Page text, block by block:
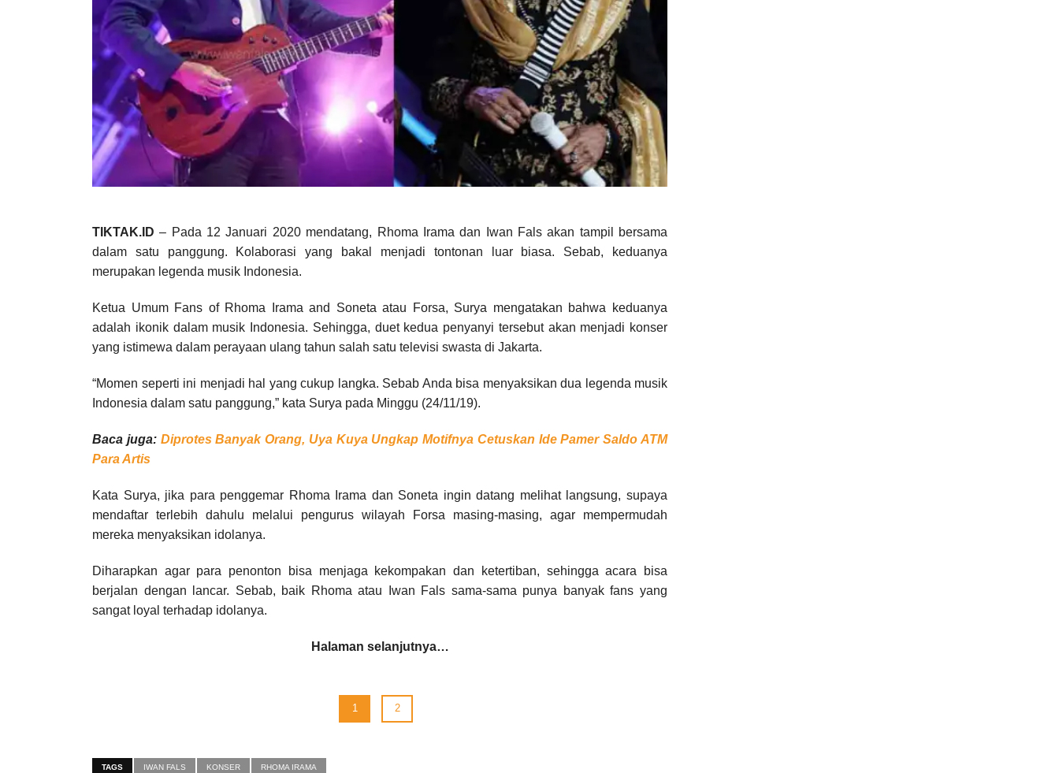
TIKTAK.ID – Pada 12 Januari 2020 mendatang, Rhoma Irama dan Iwan Fals akan tampil bersama
dalam satu panggung. Kolaborasi yang bakal menjadi tontonan luar biasa. Sebab, keduanya
merupakan legenda musik Indonesia.
Ketua Umum Fans of Rhoma Irama and Soneta atau Forsa, Surya mengatakan bahwa keduanya
adalah ikonik dalam musik Indonesia. Sehingga, duet kedua penyanyi tersebut akan menjadi konser
yang istimewa dalam perayaan ulang tahun salah satu televisi swasta di Jakarta.
“Momen seperti ini menjadi hal yang cukup langka. Sebab Anda bisa menyaksikan dua legenda musik
Indonesia dalam satu panggung,” kata Surya pada Minggu (24/11/19).
Baca juga: Diprotes Banyak Orang, Uya Kuya Ungkap Motifnya Cetuskan Ide Pamer Saldo ATM
Para Artis
Kata Surya, jika para penggemar Rhoma Irama dan Soneta ingin datang melihat langsung, supaya
mendaftar terlebih dahulu melalui pengurus wilayah Forsa masing-masing, agar mempermudah
mereka menyaksikan idolanya.
Diharapkan agar para penonton bisa menjaga kekompakan dan ketertiban, sehingga acara bisa
berjalan dengan lancar. Sebab, baik Rhoma atau Iwan Fals sama-sama punya banyak fans yang
sangat loyal terhadap idolanya.
Halaman selanjutnya…
1 2
TAGS IWAN FALS KONSER RHOMA IRAMA